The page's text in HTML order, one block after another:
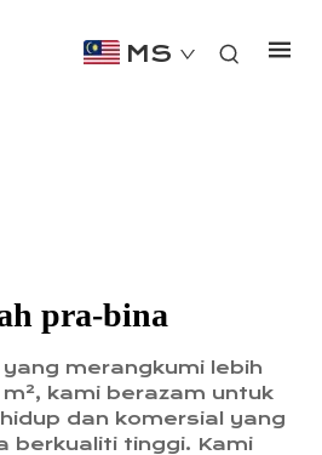
MS
pra-bina
merangkumi lebih
kami berazam untuk
dan komersial yang
berkualiti tinggi. Kami